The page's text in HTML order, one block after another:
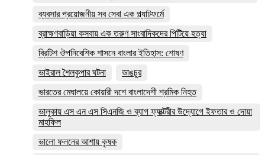
ব্যবসার প্রয়োজনীয় সব সেবা এক প্ল্যাটফর্মে
ব্রাহ্মণবাড়িয়া কসবায় এক তরুণ সাংবাদিকদের পিটিয়ে হত্যা
ব্রিটিশ ঔপনিবেশিক শাসনে বাংলার ইতিহাস: শোষণ
ভাইরাল শৈলকুপার ঘটনা
ভাঙচুর
ভারতের মেঘালয়ে কোয়ারী দশে বাংলাদেশী শ্রমিক নিহত
ভালুকায় এস এন এস সিএনজি ও ব্যাগ ফ্যাক্টরীর উদ্যোগে ইফতার ও দোয়া
মাহফিল
ভালো ফলনের আশায় কৃষক